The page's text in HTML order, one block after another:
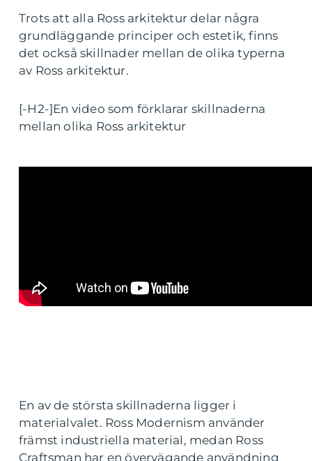
Trots att alla Ross arkitektur delar några
grundläggande principer och estetik, finns
det också skillnader mellan de olika typerna
av Ross arkitektur.
[-H2-]En video som förklarar skillnaderna
mellan olika Ross arkitektur
En av de största skillnaderna ligger i
materialvalet. Ross Modernism använder
främst industriella material, medan Ross
Craftsman har en övervägande användning